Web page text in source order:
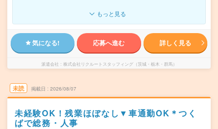
もっと見る
気になる! 応募へ進む 詳しく見る
派遣会社 株式会社リクルートスタッフィング（茨城・栃木・群馬）
未読 掲載日 2026/08/07
未経験OK！残業ほぼなし▼車通勤OK＊つく
ばで総務・人事